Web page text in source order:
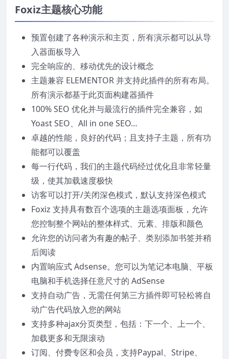
Foxiz主题核心功能
预置创建了各种演示和主页，所有演示都可以从导
入器面板导入
完全响应的、移动优先的设计概念
主题兼容 ELEMENTOR 并支持此插件的所有布局。
所有演示都基于此页面构建器插件
100% SEO 优化并与最流行的插件完全兼容，如
Yoast SEO、All in one SEO…
卓越的性能，良好的代码；且支持子主题，所有功
能都可以覆盖
每一行代码，我们的主题代码经过优化且非常轻量
级，使其加载速度极快
访客可以打开/关闭深色模式，默认支持深色模式
Foxiz 支持具有数百个选项的主题选项面板，允许
您控制整个网站的整体样式、元素、排版和颜色
允许您的访问者为有趣的帖子、类别添加书签并稍
后阅读
内置响应式 Adsense。您可以为笔记本电脑、平板
电脑和手机选择任意尺寸的 AdSense
支持自动广告，无需任何第三方插件即可轻松将自
动广告代码放入您的网站
支持多种ajax分页类型，包括：下一个、上一个、
加载更多和无限滚动
订阅、付费专区和会员，支持Paypal、Stripe、